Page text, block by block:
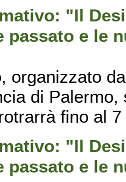
"Il
passato e le
organizzato
di
fino al
"Il
passato e le